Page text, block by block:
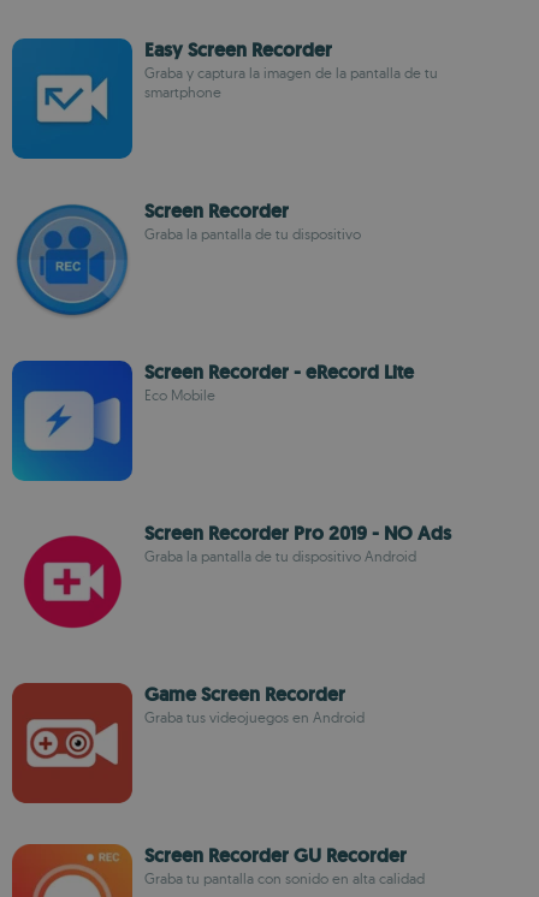
Easy Screen Recorder
Graba y captura la imagen de la pantalla de tu
smartphone
Screen Recorder
Graba la pantalla de tu dispositivo
Screen Recorder - eRecord Lite
Eco Mobile
Screen Recorder Pro 2019 - NO Ads
Graba la pantalla de tu dispositivo Android
Game Screen Recorder
Graba tus videojuegos en Android
Screen Recorder GU Recorder
Graba tu pantalla con sonido en alta calidad